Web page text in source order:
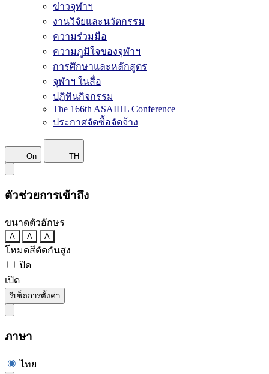
ข่าวจุฬาฯ
งานวิจัยและนวัตกรรม
ความร่วมมือ
ความภูมิใจของจุฬาฯ
การศึกษาและหลักสูตร
จุฬาฯ ในสื่อ
ปฏิทินกิจกรรม
The 166th ASAIHL Conference
ประกาศจัดซื้อจัดจ้าง
On TH
ตัวช่วยการเข้าถึง
ขนาดตัวอักษร
A A A
โหมดสีตัดกันสูง
ปิด
เปิด
รีเซ็ตการตั้งค่า
ภาษา
ไทย